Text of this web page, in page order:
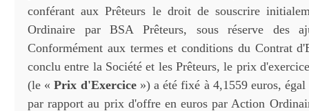
conférant aux Prêteurs le droit de souscrire
Ordinaire par BSA Prêteurs, sous réserve des
Conformément aux termes et conditions du Contrat
conclu entre la Société et les Prêteurs, le prix
(le «Prix d'Exercice») a été fixé à 4,1559 euros,
par rapport au prix d'offre en euros par Action